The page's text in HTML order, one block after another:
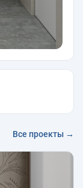
Все проекты →